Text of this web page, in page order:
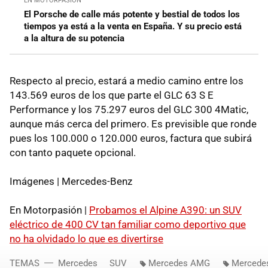
El Porsche de calle más potente y bestial de todos los
tiempos ya está a la venta en España. Y su precio está
a la altura de su potencia
Respecto al precio, estará a medio camino entre los
143.569 euros de los que parte el GLC 63 S E
Performance y los 75.297 euros del GLC 300 4Matic,
aunque más cerca del primero. Es previsible que ronde
pues los 100.000 o 120.000 euros, factura que subirá
con tanto paquete opcional.
Imágenes | Mercedes-Benz
En Motorpasión | Probamos el Alpine A390: un SUV
eléctrico de 400 CV tan familiar como deportivo que
no ha olvidado lo que es divertirse
TEMAS Mercedes SUV Mercedes AMG